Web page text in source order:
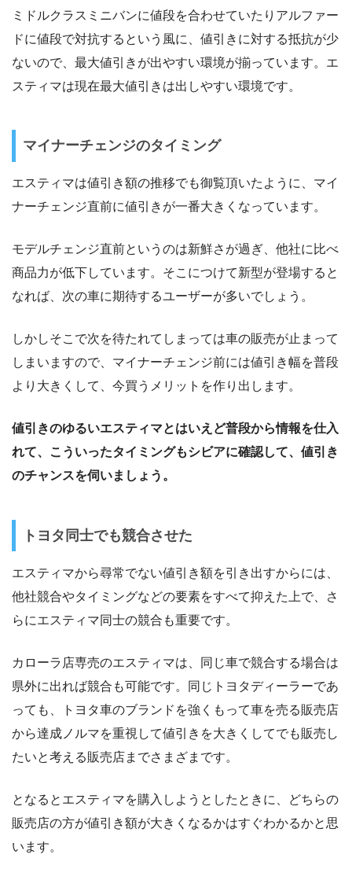
ミドルクラスミニバンに値段を合わせていたりアルファー
ドに値段で対抗するという風に、値引きに対する抵抗が少
ないので、最大値引きが出やすい環境が揃っています。エ
スティマは現在最大値引きは出しやすい環境です。
マイナーチェンジのタイミング
エスティマは値引き額の推移でも御覧頂いたように、マイ
ナーチェンジ直前に値引きが一番大きくなっています。
モデルチェンジ直前というのは新鮮さが過ぎ、他社に比べ
商品力が低下しています。そこにつけて新型が登場すると
なれば、次の車に期待するユーザーが多いでしょう。
しかしそこで次を待たれてしまっては車の販売が止まって
しまいますので、マイナーチェンジ前には値引き幅を普段
より大きくして、今買うメリットを作り出します。
値引きのゆるいエスティマとはいえど普段から情報を仕入
れて、こういったタイミングもシビアに確認して、値引き
のチャンスを伺いましょう。
トヨタ同士でも競合させた
エスティマから尋常でない値引き額を引き出すからには、
他社競合やタイミングなどの要素をすべて抑えた上で、さ
らにエスティマ同士の競合も重要です。
カローラ店専売のエスティマは、同じ車で競合する場合は
県外に出れば競合も可能です。同じトヨタディーラーであ
っても、トヨタ車のブランドを強くもって車を売る販売店
から達成ノルマを重視して値引きを大きくしてでも販売し
たいと考える販売店までさまざまです。
となるとエスティマを購入しようとしたときに、どちらの
販売店の方が値引き額が大きくなるかはすぐわかるかと思
います。